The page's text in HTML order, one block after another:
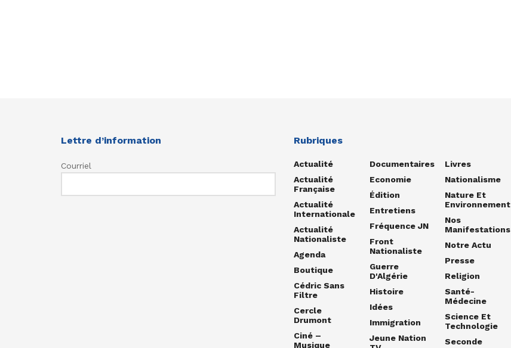
Lettre d’information
Courriel
Rubriques
Actualité
Actualité
Française
Actualité
Internationale
Actualité
Nationaliste
Agenda
Boutique
Cédric Sans
Filtre
Cercle
Drumont
Ciné –
Musique
Documentaires
Economie
Édition
Entretiens
Fréquence JN
Front
Nationaliste
Guerre
D'Algérie
Histoire
Idées
Immigration
Jeune Nation
Livres
Nationalisme
Nature Et
Environnement
Nos
Manifestations
Notre Actu
Presse
Religion
Santé-
Médecine
Science Et
Technologie
Seconde